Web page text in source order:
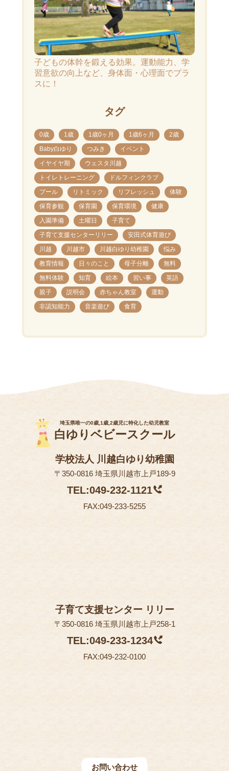
子どもの体幹を鍛える効果。運動能力、学
習意欲の向上など、身体面・心理面でプラ
スに！
タグ
0歳 1歳 1歳0ヶ月 1歳6ヶ月
2歳
Baby白ゆり
つみき
イベント
イヤイヤ期
ウェスタ川越
トイレトレーニング
ドルフィンクラブ
プール
リトミック リフレッシュ
体験
保育参観
保育園 保育環境
健康
入園準備
土曜日
子育て
子育て支援センターリリー
安田式体育遊び
川越
川越市 川越白ゆり幼稚園
悩み
教育情報
日々のこと 母子分離
無料
無料体験
知育 絵本 習い事
英語
親子
説明会 赤ちゃん教室
運動
非認知能力
音楽遊び 食育
埼玉県唯一の0歳,1歳,2歳児に特化した幼児教室
白ゆりベビースクール
学校法人 川越白ゆり幼稚園
〒350-0816 埼玉県川越市上戸189-9
TEL:049-232-1121
FAX:049-233-5255
子育て支援センター リリー
〒350-0816 埼玉県川越市上戸258-1
TEL:049-233-1234
FAX:049-232-0100
お問い合わせ